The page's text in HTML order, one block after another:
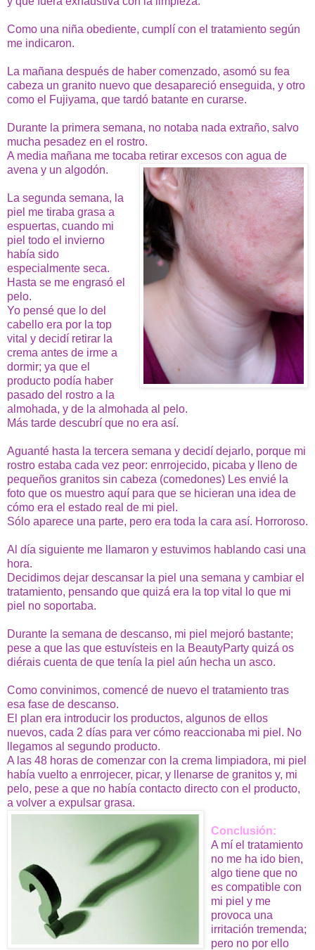
Como una niña obediente, cumplí con el tratamiento según
me indicaron.
La mañana después de haber comenzado, asomó su fea
cabeza un granito nuevo que desapareció enseguida, y otro
como el Fujiyama, que tardó batante en curarse.
Durante la primera semana, no notaba nada extraño, salvo
mucha pesadez en el rostro.
A media mañana me tocaba retirar excesos con agua de
avena y un algodón.
La segunda semana, la
piel me tiraba grasa a
espuertas, cuando mi
piel todo el invierno
había sido
especialmente seca.
Hasta se me engrasó el
pelo.
Yo pensé que lo del
cabello era por la top
vital y decidí retirar la
crema antes de irme a
dormir; ya que el
producto podía haber
pasado del rostro a la
almohada, y de la almohada al pelo.
Más tarde descubrí que no era así.
Aguanté hasta la tercera semana y decidí dejarlo, porque mi
rostro estaba cada vez peor: enrrojecido, picaba y lleno de
pequeños granitos sin cabeza (comedones) Les envié la
foto que os muestro aquí para que se hicieran una idea de
cómo era el estado real de mi piel.
Sólo aparece una parte, pero era toda la cara así. Horroroso.
Al día siguiente me llamaron y estuvimos hablando casi una
hora.
Decidimos dejar descansar la piel una semana y cambiar el
tratamiento, pensando que quizá era la top vital lo que mi
piel no soportaba.
Durante la semana de descanso, mi piel mejoró bastante;
pese a que las que estuvísteis en la BeautyParty quizá os
diérais cuenta de que tenía la piel aún hecha un asco.
Como convinimos, comencé de nuevo el tratamiento tras
esa fase de descanso.
El plan era introducir los productos, algunos de ellos
nuevos, cada 2 días para ver cómo reaccionaba mi piel. No
llegamos al segundo producto.
A las 48 horas de comenzar con la crema limpiadora, mi piel
había vuelto a enrrojecer, picar, y llenarse de granitos y, mi
pelo, pese a que no había contacto directo con el producto,
a volver a expulsar grasa.
Conclusión:
A mí el tratamiento
no me ha ido bien,
algo tiene que no
es compatible con
mi piel y me
provoca una
irritación tremenda;
pero no por ello